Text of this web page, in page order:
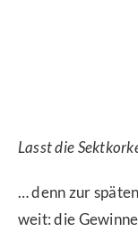
Lasst die
… denn zur
weit: die